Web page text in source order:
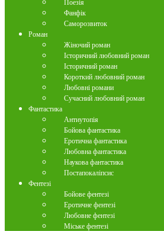
Поезія
Фанфік
Саморозвиток
Роман
Жіночий роман
Історичний любовний роман
Історичний роман
Короткий любовний роман
Любовні романи
Сучасний любовний роман
Фантастика
Антиутопія
Бойова фантастика
Еротична фантастика
Любовна фантастика
Наукова фантастика
Постапокаліпсис
Фентезі
Бойове фентезі
Еротичне фентезі
Любовне фентезі
Міське фентезі